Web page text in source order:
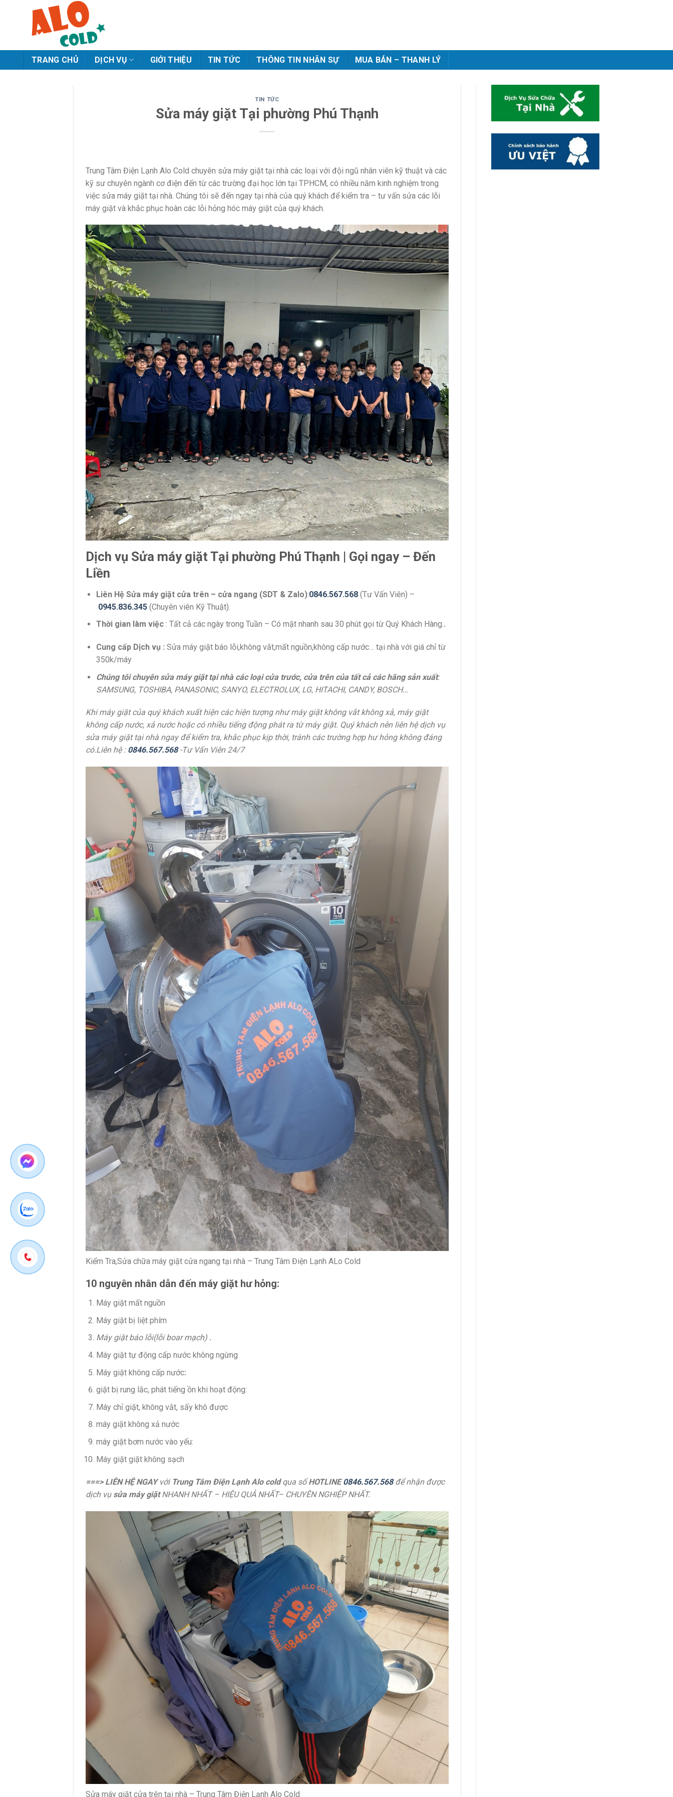
TRANG CHỦ DỊCH VỤ GIỚI THIỆU TIN TỨC THÔNG TIN NHÂN SỰ MUA BÁN – THANH LÝ
TIN TỨC
Sửa máy giặt Tại phường Phú Thạnh
Trung Tâm Điện Lạnh Alo Cold chuyên sửa máy giặt tại nhà các loại với đội ngũ nhân viên kỹ thuật và các
kỹ sư chuyên ngành cơ điện đến từ các trường đại học lớn tại TPHCM, có nhiều năm kinh nghiệm trong
việc sửa máy giặt tại nhà. Chúng tôi sẽ đến ngay tại nhà của quý khách để kiểm tra – tư vấn sửa các lỗi
máy giặt và khắc phục hoàn các lỗi hỏng hóc máy giặt của quý khách.
Dịch vụ Sửa máy giặt Tại phường Phú Thạnh | Gọi ngay – Đến
Liền
Liên Hệ Sửa máy giặt cửa trên – cửa ngang (SDT & Zalo):0846.567.568(Tư Vấn Viên) –
0945.836.345(Chuyên viên Kỹ Thuật).
Thời gian làm việc: Tất cả các ngày trong Tuần – Có mặt nhanh sau 30 phút gọi từ Quý Khách Hàng..
Cung cấp Dịch vụ : Sửa máy giặt báo lỗi,không vắt,mất nguồn,không cấp nước… tại nhà với giá chỉ từ
350k/máy
Chúng tôi chuyên sửa máy giặt tại nhà các loại cửa trước, cửa trên của tất cả các hãng sản xuất:
SAMSUNG, TOSHIBA, PANASONIC, SANYO, ELECTROLUX, LG, HITACHI, CANDY, BOSCH…
Khi máy giặt của quý khách xuất hiện các hiện tượng như máy giặt không vắt không xả, máy giặt
không cấp nước, xả nước hoặc có nhiều tiếng động phát ra từ máy giặt. Quý khách nên liên hệ dịch vụ
sửa máy giặt tại nhà ngay để kiểm tra, khắc phục kịp thời, tránh các trường hợp hư hỏng không đáng
có.Liên hệ : 0846.567.568-Tư Vấn Viên 24/7
Kiểm Tra,Sửa chữa máy giặt cửa ngang tại nhà – Trung Tâm Điện Lạnh ALo Cold
10 nguyên nhân dẫn đến máy giặt hư hỏng:
Máy giặt mất nguồn
Máy giặt bị liệt phím
Máy giặt báo lỗi(lỗi boar mạch).
Máy giặt tự động cấp nước không ngừng
Máy giặt không cấp nước:
giặt bị rung lắc, phát tiếng ồn khi hoạt động:
Máy chỉ giặt, không vắt, sấy khô được
máy giặt không xả nước
máy giặt bơm nước vào yếu:
Máy giặt giặt không sạch
===> LIÊN HỆ NGAYvới Trung Tâm Điện Lạnh Alo coldqua sốHOTLINE0846.567.568 để nhận được
dịch vụ sửa máy giặtNHANH NHẤT – HIỆU QUẢ NHẤT– CHUYÊN NGHIỆP NHẤT.
Sửa máy giặt cửa trên tại nhà – Trung Tâm Điện Lạnh Alo Cold